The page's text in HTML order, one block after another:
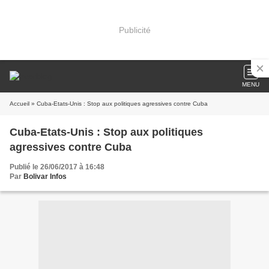
Publicité
MENU
Accueil » Cuba-Etats-Unis : Stop aux politiques agressives contre Cuba
Cuba-Etats-Unis : Stop aux politiques
agressives contre Cuba
Publié le 26/06/2017 à 16:48
Par Bolivar Infos